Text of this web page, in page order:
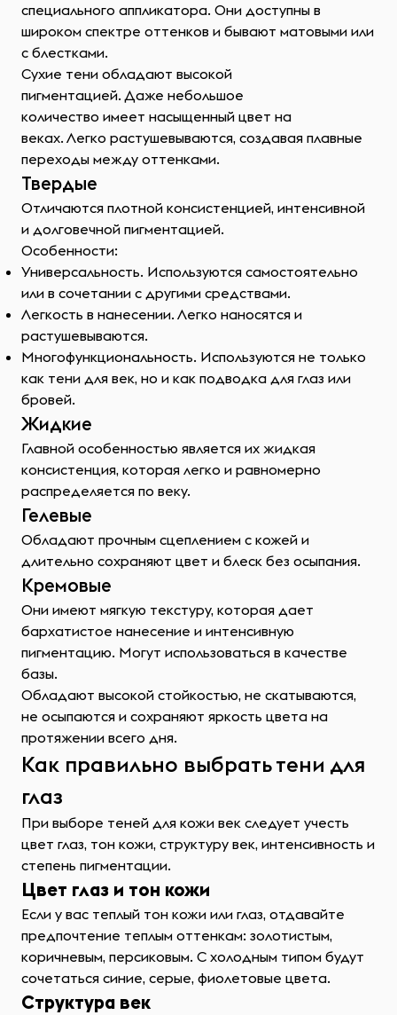
специального аппликатора. Они доступны в
широком спектре оттенков и бывают матовыми или
с блестками.
Сухие тени обладают высокой
пигментацией. Даже небольшое
количество имеет насыщенный цвет на
веках. Легко растушевываются, создавая плавные
переходы между оттенками.
Твердые
Отличаются плотной консистенцией, интенсивной
и долговечной пигментацией.
Особенности:
Универсальность. Используются самостоятельно
или в сочетании с другими средствами.
Легкость в нанесении. Легко наносятся и
растушевываются.
Многофункциональность. Используются не только
как тени для век, но и как подводка для глаз или
бровей.
Жидкие
Главной особенностью является их жидкая
консистенция, которая легко и равномерно
распределяется по веку.
Гелевые
Обладают прочным сцеплением с кожей и
длительно сохраняют цвет и блеск без осыпания.
Кремовые
Они имеют мягкую текстуру, которая дает
бархатистое нанесение и интенсивную
пигментацию. Могут использоваться в качестве
базы.
Обладают высокой стойкостью, не скатываются,
не осыпаются и сохраняют яркость цвета на
протяжении всего дня.
Как правильно выбрать тени для
глаз
При выборе теней для кожи век следует учесть
цвет глаз, тон кожи, структуру век, интенсивность и
степень пигментации.
Цвет глаз и тон кожи
Если у вас теплый тон кожи или глаз, отдавайте
предпочтение теплым оттенкам: золотистым,
коричневым, персиковым. С холодным типом будут
сочетаться синие, серые, фиолетовые цвета.
Структура век